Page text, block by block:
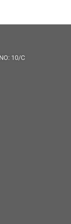
10/C